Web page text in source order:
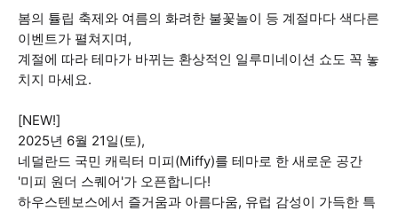
봄의 튤립 축제와 여름의 화려한 불꽃놀이 등 계절마다 색다른
이벤트가 펼쳐지며,
계절에 따라 테마가 바뀌는 환상적인 일루미네이션 쇼도 꼭 놓
치지 마세요.
[NEW!]
2025년 6월 21일(토),
네덜란드 국민 캐릭터 미피(Miffy)를 테마로 한 새로운 공간
'미피 원더 스퀘어'가 오픈합니다!
하우스텐보스에서 즐거움과 아름다움, 유럽 감성이 가득한 특